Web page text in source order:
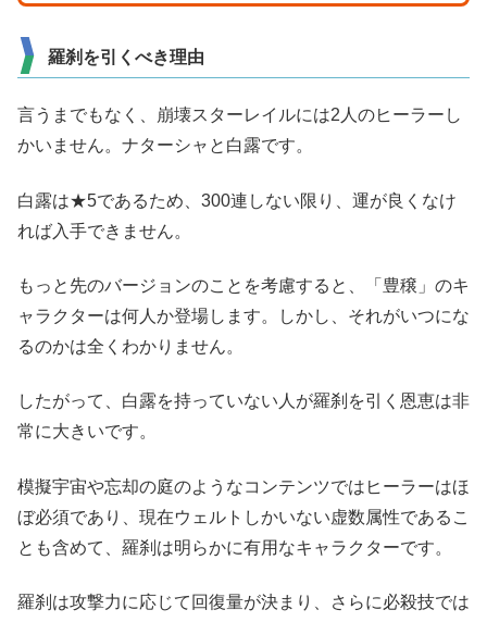
羅刹を引くべき理由
言うまでもなく、崩壊スターレイルには2人のヒーラーし
かいません。ナターシャと白露です。
白露は★5であるため、300連しない限り、運が良くなけ
れば入手できません。
もっと先のバージョンのことを考慮すると、「豊穣」のキ
ャラクターは何人か登場します。しかし、それがいつにな
るのかは全くわかりません。
したがって、白露を持っていない人が羅刹を引く恩恵は非
常に大きいです。
模擬宇宙や忘却の庭のようなコンテンツではヒーラーはほ
ぼ必須であり、現在ウェルトしかいない虚数属性であるこ
とも含めて、羅刹は明らかに有用なキャラクターです。
羅刹は攻撃力に応じて回復量が決まり、さらに必殺技では